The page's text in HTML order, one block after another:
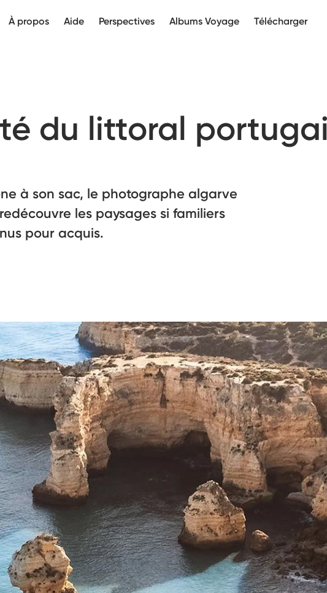
À propos Aide Perspectives Albums Voyage Télécharger
du littoral
à son sac, le photographe algarve
les paysages si familiers
pour acquis.